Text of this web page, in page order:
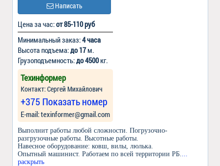
Написать
Цена за час:от 85-110 руб
Минимальный заказ:4 часа
Высота подъема:до 17м.
Грузоподъемность:до 4500кг.
Техинформер
Контакт: Сергей Михайлович
+375 Показать номер
Е-mail: texinformer@gmail.com
Выполнит работы любой сложности. Погрузочно-
разгрузочные работы. Высотные работы.
Навесное оборудование: ковш, вилы, люлька.
Опытный машинист. Работаем по всей территории РБ.
раскрыть